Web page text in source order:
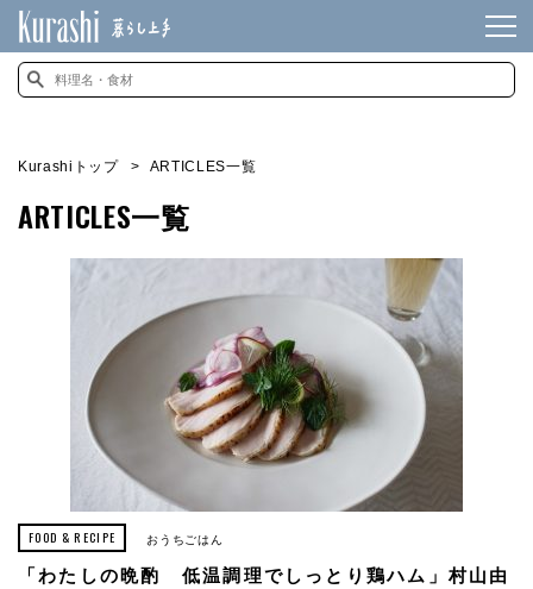
Kurashiトップ ARTICLES一覧
ARTICLES一覧
FOOD & RECIPE おうちごはん
「わたしの晩酌 低温調理でしっとり鶏ハム」村山由